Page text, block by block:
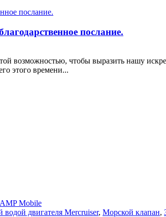
послание.
возможностью, чтобы выразить нашу
этого времени...
AMP Mobile
двигателя Mercruiser, Морской клапан,